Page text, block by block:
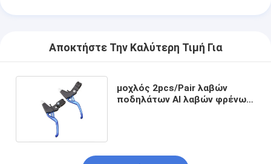
Αποκτήστε Την Καλύτερη Τιμή Για
μοχλός 2pcs/Pair λαβών
ποδηλάτων Al λαβών φρένων